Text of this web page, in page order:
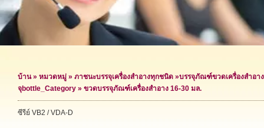
บ้าน» หมวดหมู่ » ภาชนะบรรจุเครื่องสำอางทุกชนิด »บรรจุภัณฑ์ขวดเครื่องสำอาง
จุbottle_Category » ขวดบรรจุภัณฑ์เครื่องสำอาง 16-30 มล.
ซีรีย์ VB2 / VDA-D